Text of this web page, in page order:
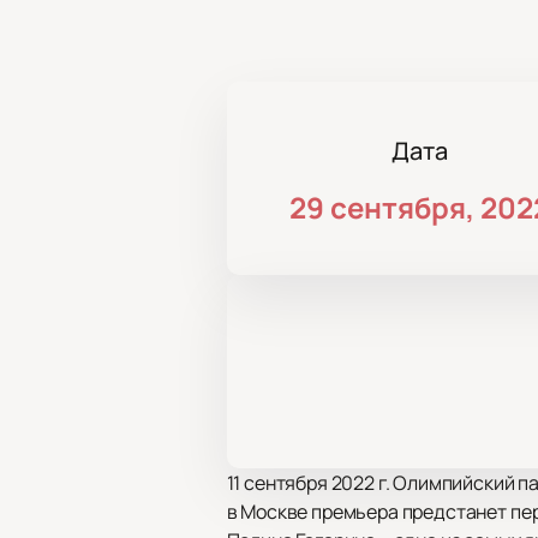
Дата
29 сентября,
11 сентября 2022 г. Олимпийский
в Москве премьера предстанет